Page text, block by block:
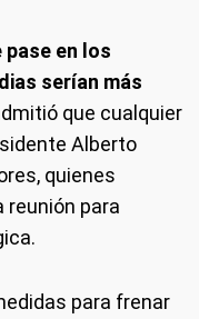
en los
serían más
que cualquier
Alberto
quienes
para
para frenar